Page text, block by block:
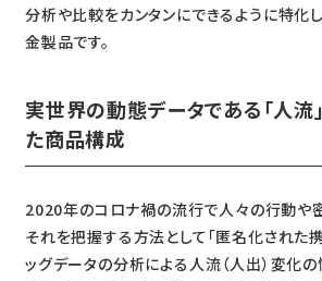
分析や比較をカンタンにできるように特化
金製品です。
実世界の動態データである「人流
た商品構成
2020年のコロナ禍の流行で人々の行動や
それを把握する方法として「匿名化され
ッグデータの分析による人流（人出）変化の